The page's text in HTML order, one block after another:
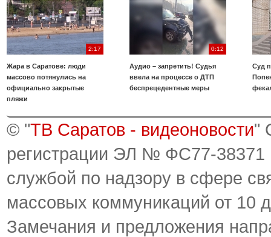
2:17
Жара в Саратове: люди
массово потянулись на
официально закрытые
пляжи
0:12
Аудио – запретить! Судья
ввела на процессе о ДТП
беспрецедентные меры
Суд
© "ТВ Саратов - видеоновости"
регистрации ЭЛ № ФС77-38371
службой по надзору в сфере
массовых коммуникаций от 10
Замечания и предложения